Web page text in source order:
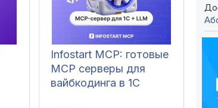
Infostart MCP: готовые
MCP серверы для
вайбкодинга в 1С